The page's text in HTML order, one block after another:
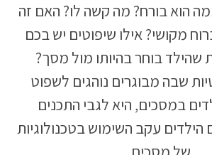
הוא בורח? מה קשה לו? האם זה
מקושי? אילו שיפוטים יש בכם
שהילד בוחר בהיותו מול מסך?
שבה מבוגרים נוהגים לשפוט
במסכים, היא לגבי התכנים
עקב השימוש בטכנולוגיות